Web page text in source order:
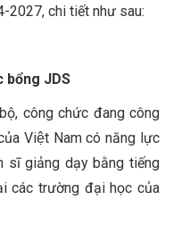
2027, chi tiết như sau:
bổng JDS
công chức đang công
Việt Nam có năng lực
sĩ giảng dạy bằng tiếng
các trường đại học của